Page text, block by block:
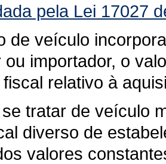
pela Lei 17027
de veículo
ou importador, o
relativo à
tratar de veículo
diverso de
valores